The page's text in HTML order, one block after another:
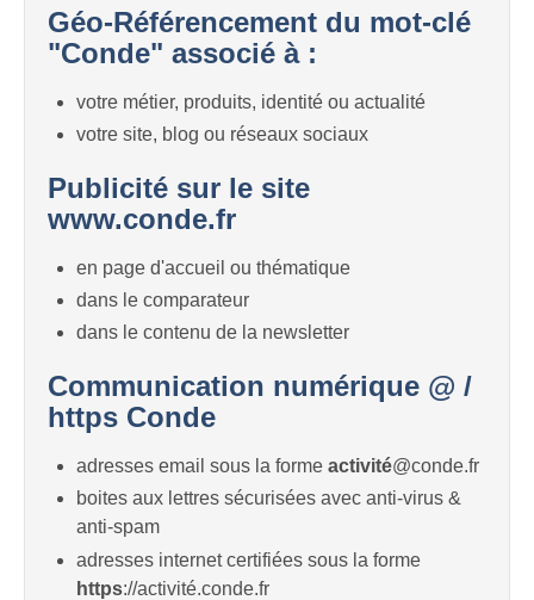
Géo-Référencement du mot-clé
"Conde" associé à :
votre métier, produits, identité ou actualité
votre site, blog ou réseaux sociaux
Publicité sur le site
www.conde.fr
en page d'accueil ou thématique
dans le comparateur
dans le contenu de la newsletter
Communication numérique @ /
https Conde
adresses email sous la forme activité@conde.fr
boites aux lettres sécurisées avec anti-virus &
anti-spam
adresses internet certifiées sous la forme
https://activité.conde.fr